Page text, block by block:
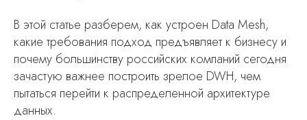
В этой статье разберем, как устроен Data Mesh,
какие требования подход предъявляет к бизнесу и
почему большинству российских компаний сегодня
зачастую важнее построить зрелое DWH, чем
пытаться перейти к распределенной архитектуре
данных.